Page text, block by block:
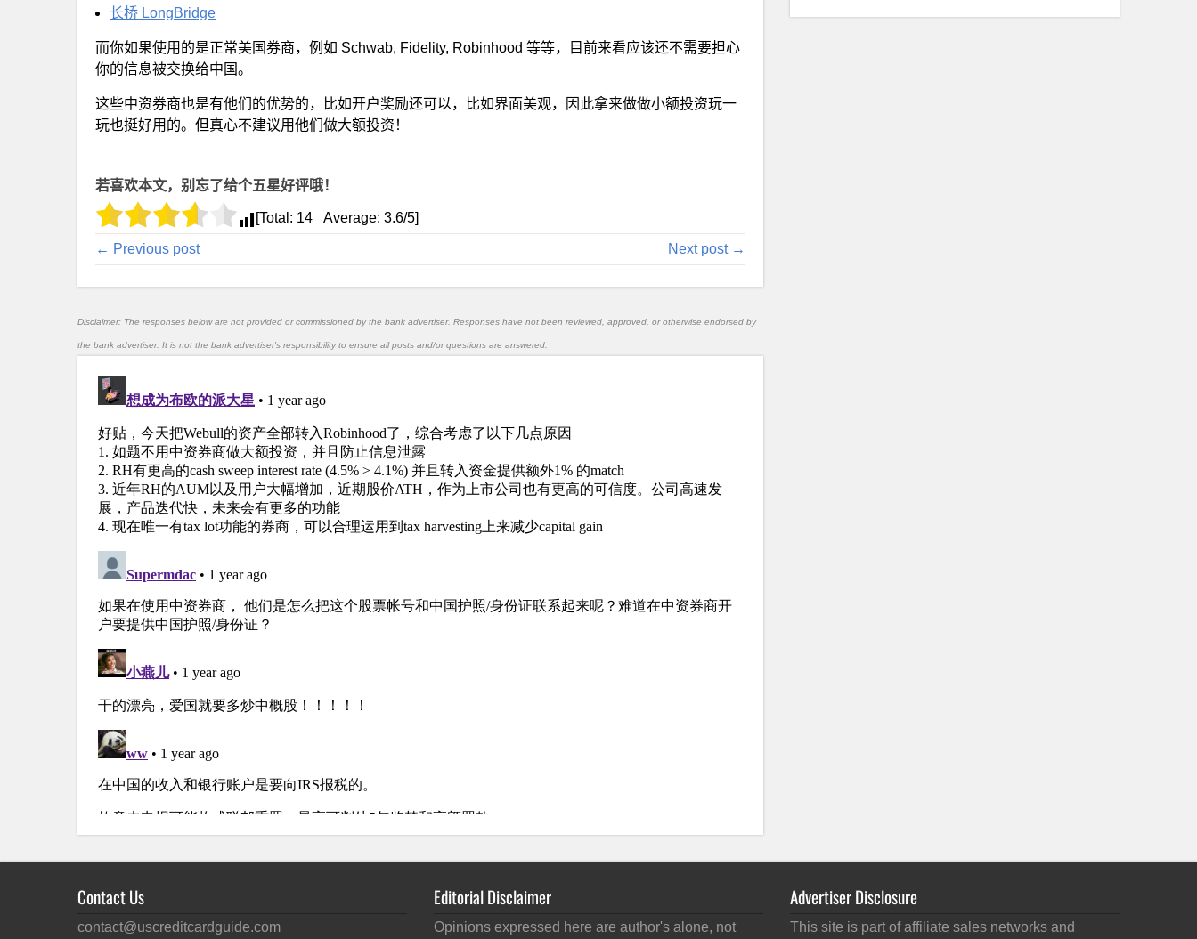
长桥 LongBridge
而你如果使用的是正常美国券商，例如 Schwab, Fidelity, Robinhood 等等，目前来看应该还不需要担心
你的信息被交换给中国。
这些中资券商也是有他们的优势的，比如开户奖励还可以，比如界面美观，因此拿来做做小额投资玩一
玩也挺好用的。但真心不建议用他们做大额投资！
若喜欢本文，别忘了给个五星好评哦！
[Total: 14 Average: 3.6/5]
← Previous post Next post →
Disclaimer: The responses below are not provided or commissioned by the bank advertiser. Responses have not been reviewed, approved, or otherwise endorsed by
the bank advertiser. It is not the bank advertiser's responsibility to ensure all posts and/or questions are answered.
Contact Us
contact@uscreditcardguide.com
Editorial Disclaimer
Opinions expressed here are author's alone, not
Advertiser Disclosure
This site is part of affiliate sales networks and